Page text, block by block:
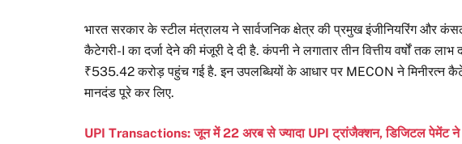
भारत सरकार के स्टील मंत्रालय ने सार्वजनिक क्षेत्र की प्रमुख इंजीनियरिंग और
कैटेगरी-I का दर्जा देने की मंजूरी दे दी है. कंपनी ने लगातार तीन वित्तीय वर्षों तक
₹535.42 करोड़ पहुंच गई है. इन उपलब्धियों के आधार पर MECON ने मिनीरत्न
मानदंड पूरे कर लिए.
UPI Transactions: जून में 22 अरब से ज्यादा UPI ट्रांजैक्शन, डिजिटल पेमेंट ने